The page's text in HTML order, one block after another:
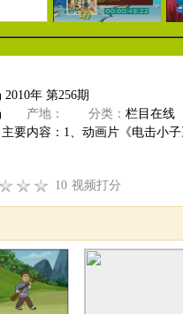
年 第256期
产地： 分类： 栏目在线
要内容：1、动画片《电击小
10 视频打分